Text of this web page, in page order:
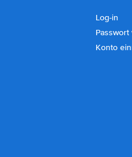
Log-in
Konto